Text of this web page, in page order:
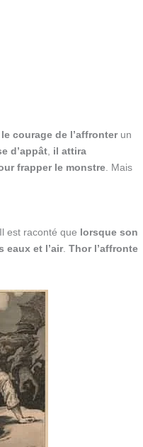
courage de l’affronterun
d’appât il attira
frapper le monstre . Mais
. Il est raconté que lorsque son
eaux et l’air. Thor l’affronte